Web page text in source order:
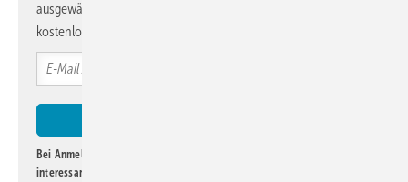
ausgewählte Informationen und Neuigkeiten, gebündelt und
kostenlos direkt ins Postfach.
Bei Anmeldung zu diesem Newsletter bin ich damit einverstanden, über
interessante Verlags- und Online-Angebote